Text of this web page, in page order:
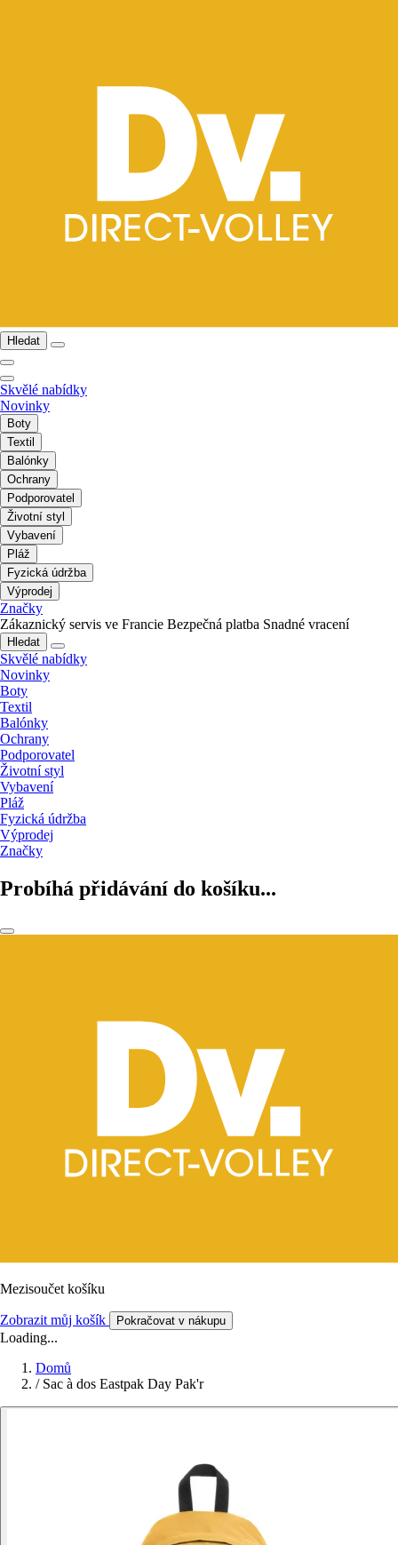
Hledat
Skvělé nabídky
Novinky
Boty
Textil
Balónky
Ochrany
Podporovatel
Životní styl
Vybavení
Pláž
Fyzická údržba
Výprodej
Značky
Zákaznický servis ve Francie Bezpečná platba Snadné vracení
Hledat
Skvělé nabídky
Novinky
Boty
Textil
Balónky
Ochrany
Podporovatel
Životní styl
Vybavení
Pláž
Fyzická údržba
Výprodej
Značky
Probíhá přidávání do košíku...
Mezisoučet košíku
Zobrazit můj košík Pokračovat v nákupu
Loading...
Domů
/ Sac à dos Eastpak Day Pak'r